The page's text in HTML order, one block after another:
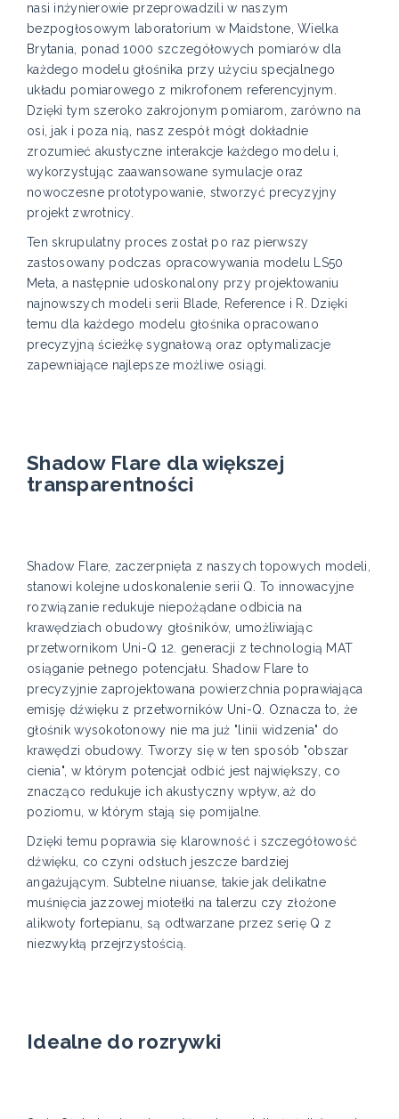
nasi inżynierowie przeprowadzili w naszym
bezpogłosowym laboratorium w Maidstone, Wielka
Brytania, ponad 1000 szczegółowych pomiarów dla
każdego modelu głośnika przy użyciu specjalnego
układu pomiarowego z mikrofonem referencyjnym.
Dzięki tym szeroko zakrojonym pomiarom, zarówno na
osi, jak i poza nią, nasz zespół mógł dokładnie
zrozumieć akustyczne interakcje każdego modelu i,
wykorzystując zaawansowane symulacje oraz
nowoczesne prototypowanie, stworzyć precyzyjny
projekt zwrotnicy.
Ten skrupulatny proces został po raz pierwszy
zastosowany podczas opracowywania modelu LS50
Meta, a następnie udoskonalony przy projektowaniu
najnowszych modeli serii Blade, Reference i R. Dzięki
temu dla każdego modelu głośnika opracowano
precyzyjną ścieżkę sygnałową oraz optymalizacje
zapewniające najlepsze możliwe osiągi.
Shadow Flare dla większej
transparentności
Shadow Flare, zaczerpnięta z naszych topowych modeli,
stanowi kolejne udoskonalenie serii Q. To innowacyjne
rozwiązanie redukuje niepożądane odbicia na
krawędziach obudowy głośników, umożliwiając
przetwornikom Uni-Q 12. generacji z technologią MAT
osiąganie pełnego potencjału. Shadow Flare to
precyzyjnie zaprojektowana powierzchnia poprawiająca
emisję dźwięku z przetworników Uni-Q. Oznacza to, że
głośnik wysokotonowy nie ma już "linii widzenia" do
krawędzi obudowy. Tworzy się w ten sposób "obszar
cienia", w którym potencjał odbić jest największy, co
znacząco redukuje ich akustyczny wpływ, aż do
poziomu, w którym stają się pomijalne.
Dzięki temu poprawia się klarowność i szczegółowość
dźwięku, co czyni odsłuch jeszcze bardziej
angażującym. Subtelne niuanse, takie jak delikatne
muśnięcia jazzowej miotełki na talerzu czy złożone
alikwoty fortepianu, są odtwarzane przez serię Q z
niezwykłą przejrzystością.
Idealne do rozrywki